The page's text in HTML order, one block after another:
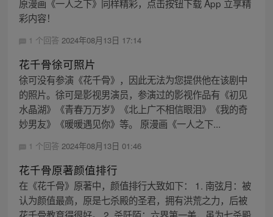
原漫画《一人之下》同样精彩，点击按钮下载 App 立享精
彩内容！
1 个回答 2024年08月13日 17:14
花千骨徐可照片
徐可没有参演《花千骨》，因此无法为您提供他在该剧中
的照片。徐可是影视男演员，参演过的影视作品有《初见
水晶湖》《青春万万岁》《北上广不相信眼泪》《我的奇
妙男友》《暖暖遇见你》等。 原漫画《一人之下...
1 个回答 2024年08月13日 01:46
花千骨原著颜值排行
在《花千骨》原著中，颜值排行大致如下： 1. 南弦月：被
认为颜值最高，原是七杀殿的圣君，拥有洪荒之力，后被